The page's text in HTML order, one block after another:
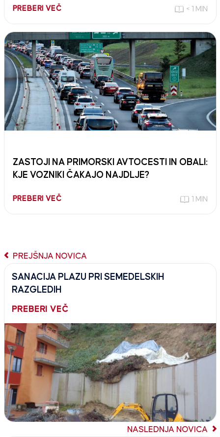
PREBERI VEČ < 1 MIN
ZASTOJI NA PRIMORSKI AVTOCESTI IN OBALI:
KJE VOZNIKI ČAKAJO NAJDLJE?
PREBERI VEČ 1 MIN
PREJŠNJA NOVICA
SANACIJA PLAZU PRI SEMEDELSKIH
RAZGLEDIH
PREBERI VEČ
NASLEDNJA NOVICA